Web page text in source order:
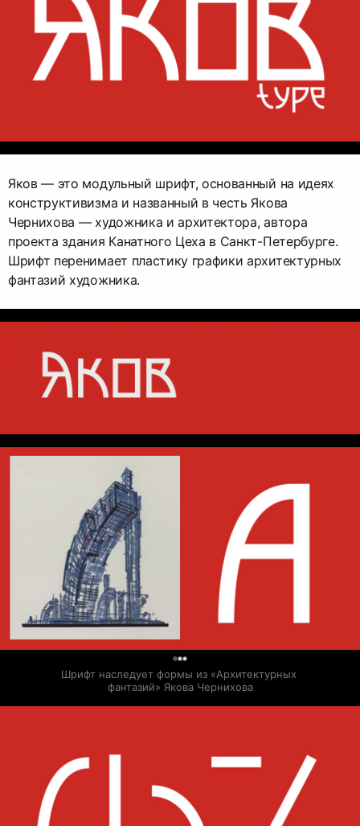
Яков — это модульный шрифт, основанный на идеях
конструктивизма и названный в честь Якова
Чернихова — художника и архитектора, автора
проекта здания Канатного Цеха в Санкт-Петербурге.
Шрифт перенимает пластику графики архитектурных
фантазий художника.
Шрифт наследует формы из «Архитектурных
фантазий» Якова Чернихова